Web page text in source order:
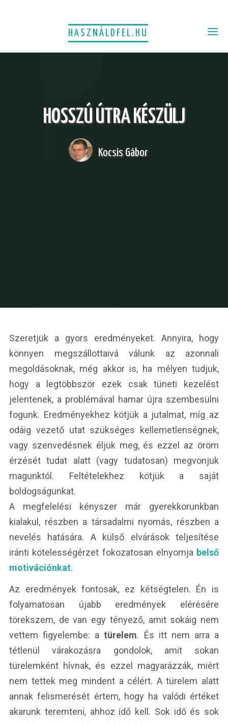
HASZNÁLDFEL.HU
HOSSZÚ ÚTRA KÉSZÜLJ
Kocsis Gábor
Szeretjük a gyors eredményeket. Annyira, hogy
könnyen megszállottaivá válunk az azonnali
megoldásoknak, még akkor is, ha mélyen tudjuk,
hogy a legtöbbször ezek csak tüneti kezelést
jelentenek, a problémával hamar újra szembesülni
fogunk. Eredményekhez kötjük a jutalmat, míg az
odáig vezető utat szükséges kellemetlenségnek,
vagy szenvedésnek éljük meg, és ezzel az öröm
érzését tudat alatt (vagy tudatosan) megvonjuk
magunktól. Feltételekhez kötjük a saját
boldogságunkat.
A megfelelési kényszer már gyerekkorunkban
kialakul, részben a társadalmi nyomás, részben a
nevelés hatására. A külső elvárások teljesítése
iránti kötelességérzet fokozatosan elnyomja belső
motivációnkat.
Az eredmények fontosak, ez kétségtelen. Én is
folyamatosan újabb eredmények elérésére
törekszem, de van egy tényező, amit sokáig nem
vettem figyelembe: atürelem. És itt nem arra a
tétlenül várakozásra gondolok, amit sokan
türelemként hívnak, és ezzel magyarázzák, miért
nem tettek meg mindent a célért. A türelem alatt
annak felismerését értem, hogy ha valódi értéket
akarunk teremteni, ahhoz idő kell. Sok idő és sok